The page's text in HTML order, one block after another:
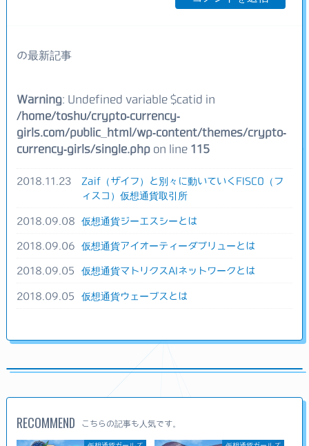
の最新記事
Warning: Undefined variable $catid in
/home/toshu/crypto-currency-
girls.com/public_html/wp-content/themes/crypto-
currency-girls/single.php on line 115
2018.11.23
Zaif（ザイフ）と別々に動いていくFISCO（フ
ィスコ）仮想通貨取引所
2018.09.08 仮想通貨ジーエスシーとは
2018.09.06 仮想通貨アイオーティーダブリューとは
2018.09.05 仮想通貨マトリクスAIネットワークとは
2018.09.05 仮想通貨ウェーブスとは
RECOMMEND こちらの記事も人気です。